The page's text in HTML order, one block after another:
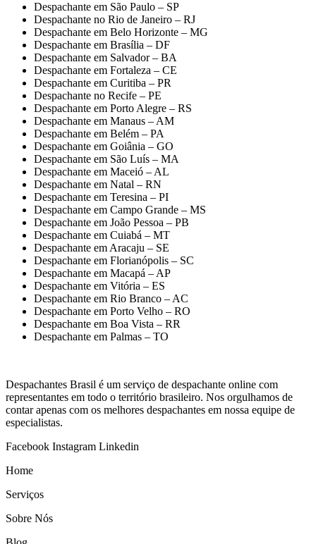
Despachante em São Paulo – SP
Despachante no Rio de Janeiro – RJ
Despachante em Belo Horizonte – MG
Despachante em Brasília – DF
Despachante em Salvador – BA
Despachante em Fortaleza – CE
Despachante em Curitiba – PR
Despachante no Recife – PE
Despachante em Porto Alegre – RS
Despachante em Manaus – AM
Despachante em Belém – PA
Despachante em Goiânia – GO
Despachante em São Luís – MA
Despachante em Maceió – AL
Despachante em Natal – RN
Despachante em Teresina – PI
Despachante em Campo Grande – MS
Despachante em João Pessoa – PB
Despachante em Cuiabá – MT
Despachante em Aracaju – SE
Despachante em Florianópolis – SC
Despachante em Macapá – AP
Despachante em Vitória – ES
Despachante em Rio Branco – AC
Despachante em Porto Velho – RO
Despachante em Boa Vista – RR
Despachante em Palmas – TO
Despachantes Brasil é um serviço de despachante online com
representantes em todo o território brasileiro. Nos orgulhamos de
contar apenas com os melhores despachantes em nossa equipe de
especialistas.
Facebook Instagram Linkedin
Home
Serviços
Sobre Nós